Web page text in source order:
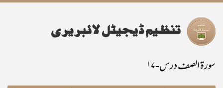
سورۃ الصف درس-۱۷